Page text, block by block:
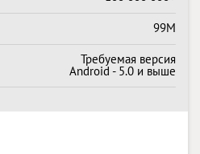
99M
Требуемая версия
Android - 5.0 и выше